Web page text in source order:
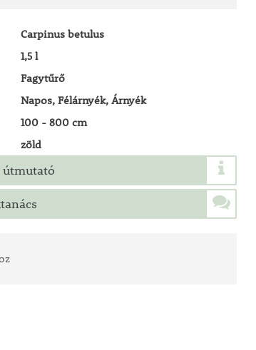
Carpinus betulus
1,5 l
Fagytűrő
Napos, Félárnyék, Árnyék
100 - 800 cm
zöld
útmutató